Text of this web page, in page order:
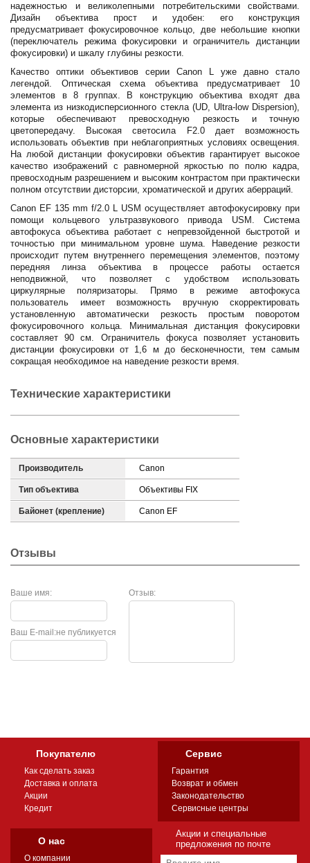
надежностью и великолепными потребительскими свойствами.
Дизайн объектива прост и удобен: его конструкция
предусматривает фокусировочное кольцо, две небольшие кнопки
(переключатель режима фокусировки и ограничитель дистанции
фокусировки) и шкалу глубины резкости.
Качество оптики объективов серии Canon L уже давно стало
легендой. Оптическая схема объектива предусматривает 10
элементов в 8 группах. В конструкцию объектива входят два
элемента из низкодисперсионного стекла (UD, Ultra-low Dispersion),
которые обеспечивают превосходную резкость и точную
цветопередачу. Высокая светосила F2.0 дает возможность
использовать объектив при неблагоприятных условиях освещения.
На любой дистанции фокусировки объектив гарантирует высокое
качество изображений с равномерной яркостью по полю кадра,
превосходным разрешением и высоким контрастом при практически
полном отсутствии дисторсии, хроматической и других аберраций.
Canon EF 135 mm f/2.0 L USM осуществляет автофокусировку при
помощи кольцевого ультразвукового привода USM. Система
автофокуса объектива работает с непревзойденной быстротой и
точностью при минимальном уровне шума. Наведение резкости
происходит путем внутреннего перемещения элементов, поэтому
передняя линза объектива в процессе работы остается
неподвижной, что позволяет с удобством использовать
циркулярные поляризаторы. Прямо в режиме автофокуса
пользователь имеет возможность вручную скорректировать
установленную автоматически резкость простым поворотом
фокусировочного кольца. Минимальная дистанция фокусировки
составляет 90 см. Ограничитель фокуса позволяет установить
дистанции фокусировки от 1,6 м до бесконечности, тем самым
сокращая необходимое на наведение резкости время.
Технические характеристики
Основные характеристики
Производитель Canon
Тип объектива Объективы FIX
Байонет (крепление) Canon EF
Отзывы
Ваше имя: Отзыв:
не публикуется
Ваш E-mail:
Покупателю
Как сделать заказ
Доставка и оплата
Акции
Кредит
Сервис
Гарантия
Возврат и обмен
Законодательство
Сервисные центры
О нас
О компании
Акции и специальные
предложения по почте